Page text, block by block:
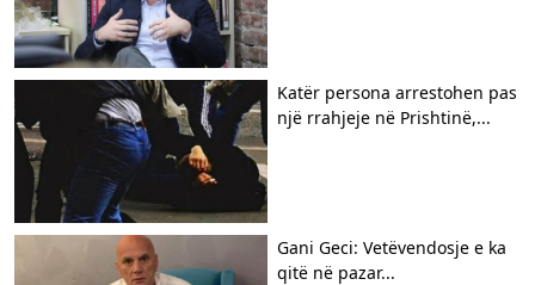
​Katër persona arrestohen pas
një rrahjeje në Prishtinë,...
Gani Geci: Vetëvendosje e ka
qitë në pazar...